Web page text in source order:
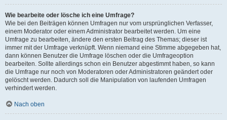
Wie bearbeite oder lösche ich eine Umfrage?
Wie bei den Beiträgen können Umfragen nur vom ursprünglichen Verfasser,
einem Moderator oder einem Administrator bearbeitet werden. Um eine
Umfrage zu bearbeiten, ändere den ersten Beitrag des Themas; dieser ist
immer mit der Umfrage verknüpft. Wenn niemand eine Stimme abgegeben hat,
dann können Benutzer die Umfrage löschen oder die Umfrageoption
bearbeiten. Sollte allerdings schon ein Benutzer abgestimmt haben, so kann
die Umfrage nur noch von Moderatoren oder Administratoren geändert oder
gelöscht werden. Dadurch soll die Manipulation von laufenden Umfragen
verhindert werden.
Nach oben